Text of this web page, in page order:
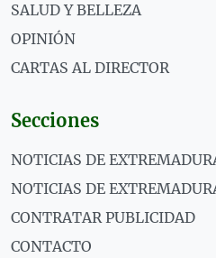
SALUD Y BELLEZA
OPINIÓN
CARTAS AL DIRECTOR
Secciones
NOTICIAS DE
NOTICIAS DE
CONTRATAR PUBLICIDAD
CONTACTO